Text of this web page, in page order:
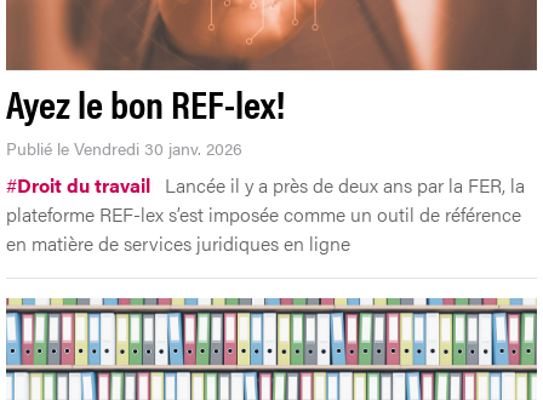
Ayez le bon REF-lex!
Publié le Vendredi 30 janv. 2026
#Droit du travail Lancée il y a près de deux ans par la FER, la
plateforme REF-lex s’est imposée comme un outil de référence
en matière de services juridiques en ligne